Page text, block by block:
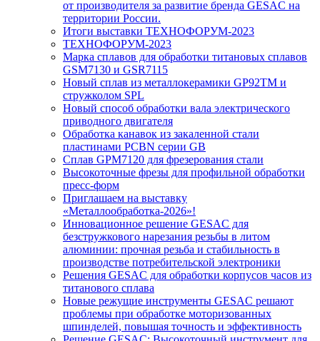
от производителя за развитие бренда GESAC на
территории России.
Итоги выставки ТЕХНОФОРУМ-2023
ТЕХНОФОРУМ-2023
Марка сплавов для обработки титановых сплавов
GSM7130 и GSR7115
Новый сплав из металлокерамики GP92TM и
стружколом SPL
Новый способ обработки вала электрического
приводного двигателя
Обработка канавок из закаленной стали
пластинами PCBN серии GB
Сплав GPM7120 для фрезерования стали
Высокоточные фрезы для профильной обработки
пресс-форм
Приглашаем на выставку
«Металлообработка-2026»!
Инновационное решение GESAC для
безстружкового нарезания резьбы в литом
алюминии: прочная резьба и стабильность в
производстве потребительской электроники
Решения GESAC для обработки корпусов часов из
титанового сплава
Новые режущие инструменты GESAC решают
проблемы при обработке моторизованных
шпинделей, повышая точность и эффективность